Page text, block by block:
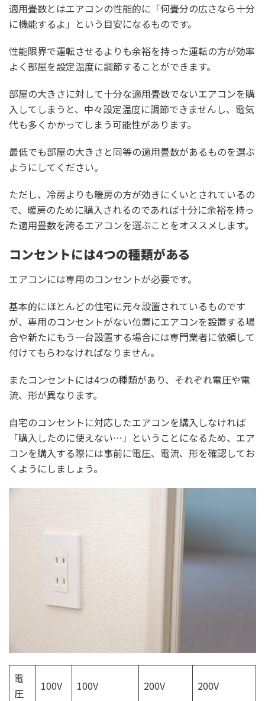
適用畳数とはエアコンの性能的に「何畳分の広さなら十分
に機能するよ」という目安になるものです。
性能限界で運転させるよりも余裕を持った運転の方が効率
よく部屋を設定温度に調節することができます。
部屋の大きさに対して十分な適用畳数でないエアコンを購
入してしまうと、中々設定温度に調節できませんし、電気
代も多くかかってしまう可能性があります。
最低でも部屋の大きさと同等の適用畳数があるものを選ぶ
ようにしてください。
ただし、冷房よりも暖房の方が効きにくいとされているの
で、暖房のために購入されるのであれば十分に余裕を持っ
た適用畳数を誇るエアコンを選ぶことをオススメします。
コンセントには4つの種類がある
エアコンには専用のコンセントが必要です。
基本的にほとんどの住宅に元々設置されているものです
が、専用のコンセントがない位置にエアコンを設置する場
合や新たにもう一台設置する場合には専門業者に依頼して
付けてもらわなければなりません。
またコンセントには4つの種類があり、それぞれ電圧や電
流、形が異なります。
自宅のコンセントに対応したエアコンを購入しなければ
「購入したのに使えない…」ということになるため、エア
コンを購入する際には事前に電圧、電流、形を確認してお
くようにしましょう。
電
圧
100V 100V 200V 200V